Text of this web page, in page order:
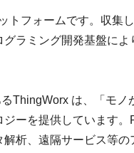
トフォームです。収
ラミング開発基盤に
ThingWorx は、「モ
ーを提供しています
析、遠隔サービス等